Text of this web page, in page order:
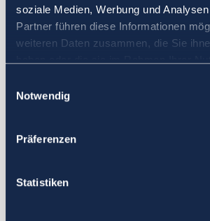
soziale Medien, Werbung und
Partner führen diese Informationen
weiteren Daten zusammen, die Sie
Notwendig
Präferenzen
Statistiken